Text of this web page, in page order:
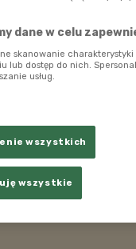
dane w celu
skanowanie
lub dostęp do nich.
usług.
wszystkich
wszystkie